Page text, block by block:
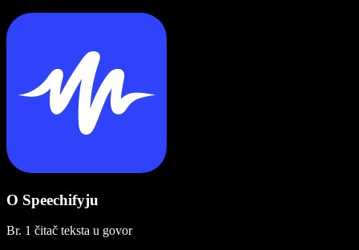
O Speechifyju
Br. 1 čitač teksta u govor